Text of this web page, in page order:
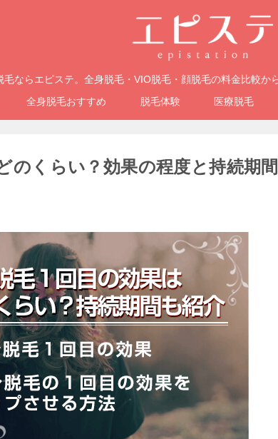
毛ならエピステ。全身脱毛・VIO脱毛・顔脱毛の料金比較か
全身脱毛おすすめ 脱毛体験 医療脱毛
のくらい？効果の程度と持続期間